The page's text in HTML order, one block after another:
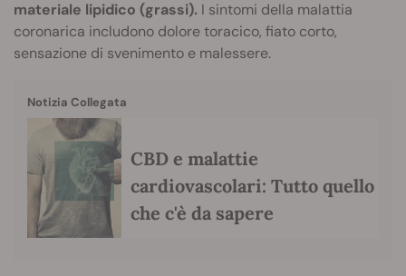
materiale lipidico (grassi). I sintomi della malattia
coronarica includono dolore toracico, fiato corto,
sensazione di svenimento e malessere.
Notizia Collegata
CBD e malattie
cardiovascolari: Tutto quello
che c'è da sapere